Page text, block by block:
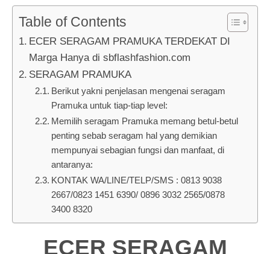
Table of Contents
ECER SERAGAM PRAMUKA TERDEKAT DI
Marga Hanya di sbflashfashion.com
SERAGAM PRAMUKA
Berikut yakni penjelasan mengenai seragam
Pramuka untuk tiap-tiap level:
Memilih seragam Pramuka memang betul-betul
penting sebab seragam hal yang demikian
mempunyai sebagian fungsi dan manfaat, di
antaranya:
KONTAK WA/LINE/TELP/SMS : 0813 9038
2667/0823 1451 6390/ 0896 3032 2565/0878
3400 8320
ECER SERAGAM